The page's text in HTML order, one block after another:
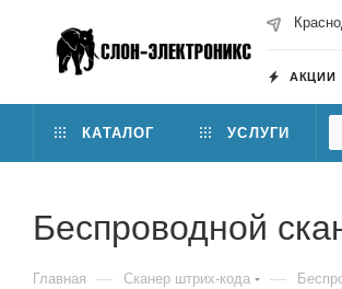
АКЦИИ
КАТАЛОГ УСЛУГИ
Беспроводной
Главная — Сканер штрих-кода —